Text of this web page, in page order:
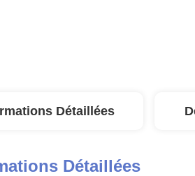
Détaillées
Détaillées